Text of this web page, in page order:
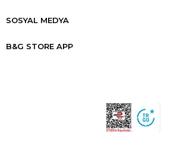
SOSYAL MEDYA
B&G STORE APP